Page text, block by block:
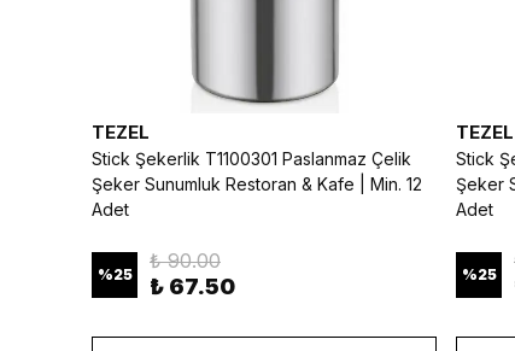
TEZEL
Stick Şekerlik T1100301 Paslanmaz Çelik
Şeker Sunumluk Restoran & Kafe | Min. 12
Adet
%25
₺ 90.00
₺ 67.50
TEZEL
Stick
Şeker
Adet
%25